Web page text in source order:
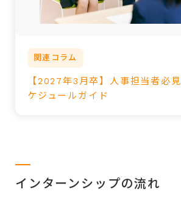
関連コラム
【2027年3月卒】人事担当者必
ケジュールガイド
インターンシップの流れ